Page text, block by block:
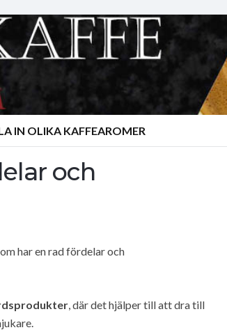
IN OLIKA KAFFEAROMER
och
har en rad fördelar och
, där det hjälper till att dra till